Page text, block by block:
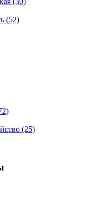
(52)
(25)